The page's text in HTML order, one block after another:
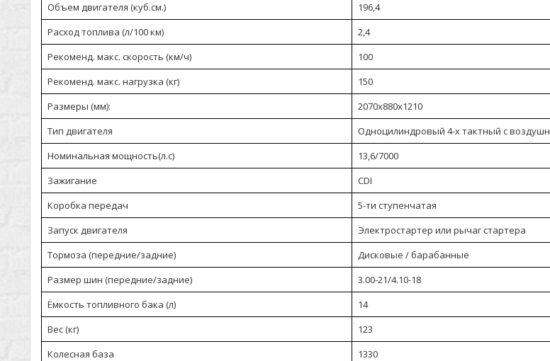
Объем двигателя (куб.см.)
196,4
Расход топлива (л/100 км)
2,4
Рекоменд. макс. скорость (км/ч)
100
Рекоменд. макс. нагрузка (кг)
150
Размеры (мм):
2070x880x1210
Тип двигателя
Одноцилиндровый 4-х тактный с
Номинальная мощность(л.с)
13,6/7000
Зажигание
CDI
Коробка передач
5-ти ступенчатая
Запуск двигателя
Электростартер или рычаг стартера
Тормоза (передние/задние)
Дисковые / барабанные
Размер шин (передние/задние)
3.00-21/4.10-18
Ёмкость топливного бака (л)
14
Вес (кг)
123
Колесная база
1330